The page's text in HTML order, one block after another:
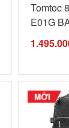
Tomtoc
E01G